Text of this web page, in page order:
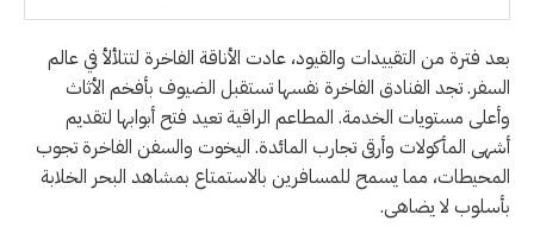
بعد فترة من التقييدات والقيود، عادت الأناقة الفاخرة لتتلألأ في عالم
السفر. تجد الفنادق الفاخرة نفسها تستقبل الضيوف بأفخم الأثاث
وأعلى مستويات الخدمة. المطاعم الراقية تعيد فتح أبوابها لتقديم
أشهى المأكولات وأرقى تجارب المائدة. اليخوت والسفن الفاخرة تجوب
المحيطات، مما يسمح للمسافرين بالاستمتاع بمشاهد البحر الخلابة
بأسلوب لا يضاهى.